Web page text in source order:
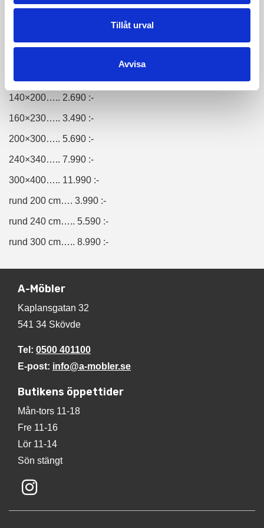
Tillåt urval
Avvisa
75×230….. 1.590 :-
140×200….. 2.690 :-
160×230….. 3.490 :-
200×300….. 5.690 :-
240×340….. 7.990 :-
300×400….. 11.990 :-
rund 200 cm…. 3.990 :-
rund 240 cm….. 5.590 :-
rund 300 cm….. 8.990 :-
A-Möbler
Kaplansgatan 32
541 34 Skövde
Tel: 0500 401100
E-post: info@a-mobler.se
Butikens öppettider
Mån-tors 11-18
Fre 11-16
Lör 11-14
Sön stängt